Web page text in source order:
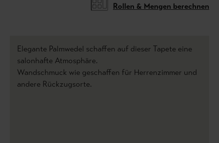
Rollen & Mengen berechnen
Elegante Palmwedel schaffen auf dieser Tapete eine
salonhafte Atmosphäre.
Wandschmuck wie geschaffen für Herrenzimmer und
andere Rückzugsorte.